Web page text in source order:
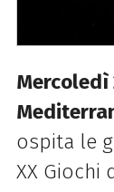
Mercoledì
ospita le
XX Giochi